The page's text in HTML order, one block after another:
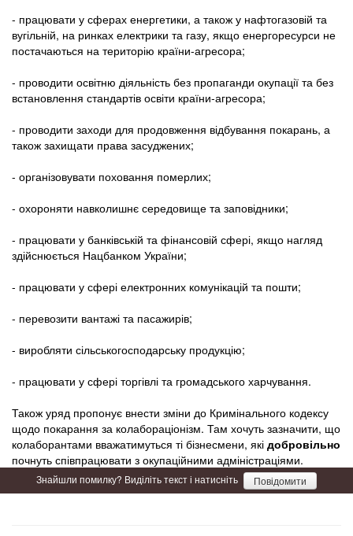
- працювати у сферах енергетики, а також у нафтогазовій та
вугільній, на ринках електрики та газу, якщо енергоресурси не
постачаються на територію країни-агресора;
- проводити освітню діяльність без пропаганди окупації та без
встановлення стандартів освіти країни-агресора;
- проводити заходи для продовження відбування покарань, а
також захищати права засуджених;
- організовувати поховання померлих;
- охороняти навколишнє середовище та заповідники;
- працювати у банківській та фінансовій сфері, якщо нагляд
здійснюється Нацбанком України;
- працювати у сфері електронних комунікацій та пошти;
- перевозити вантажі та пасажирів;
- виробляти сільськогосподарську продукцію;
- працювати у сфері торгівлі та громадського харчування.
Також уряд пропонує внести зміни до Кримінального кодексу
щодо покарання за колабораціонізм. Там хочуть зазначити, що
колаборантами вважатимуться ті бізнесмени, які добровільно
почнуть співпрацювати з окупаційними адміністраціями.
Знайшли помилку? Виділіть текст і натисніть Повідомити